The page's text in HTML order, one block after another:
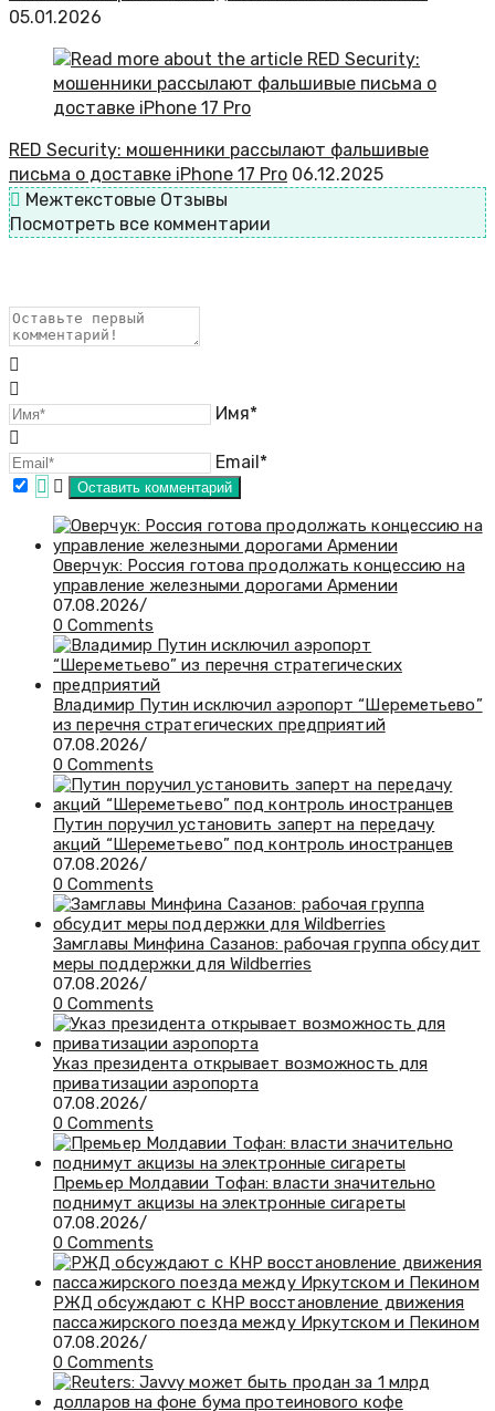
05.01.2026
RED Security: мошенники рассылают фальшивые
письма о доставке iPhone 17 Pro 06.12.2025
Межтекстовые Отзывы
Посмотреть все комментарии
Имя*
Email*
Оверчук: Россия готова продолжать концессию на
управление железными дорогами Армении
07.08.2026/
0 Comments
Владимир Путин исключил аэропорт “Шереметьево”
из перечня стратегических предприятий
07.08.2026/
0 Comments
Путин поручил установить заперт на передачу
акций “Шереметьево” под контроль иностранцев
07.08.2026/
0 Comments
Замглавы Минфина Сазанов: рабочая группа обсудит
меры поддержки для Wildberries
07.08.2026/
0 Comments
Указ президента открывает возможность для
приватизации аэропорта
07.08.2026/
0 Comments
Премьер Молдавии Тофан: власти значительно
поднимут акцизы на электронные сигареты
07.08.2026/
0 Comments
РЖД обсуждают с КНР восстановление движения
пассажирского поезда между Иркутском и Пекином
07.08.2026/
0 Comments